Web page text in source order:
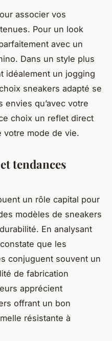
associer vos
Pour un look
avec un
Dans un style plus
idéalement un jogging
sneakers adapté se
envies qu’avec votre
choix un reflet direct
votre mode de vie.
tendances
un rôle capital pour
modèles de sneakers
En analysant
que les
conjuguent souvent un
de fabrication
apprécient
offrant un bon
résistante à